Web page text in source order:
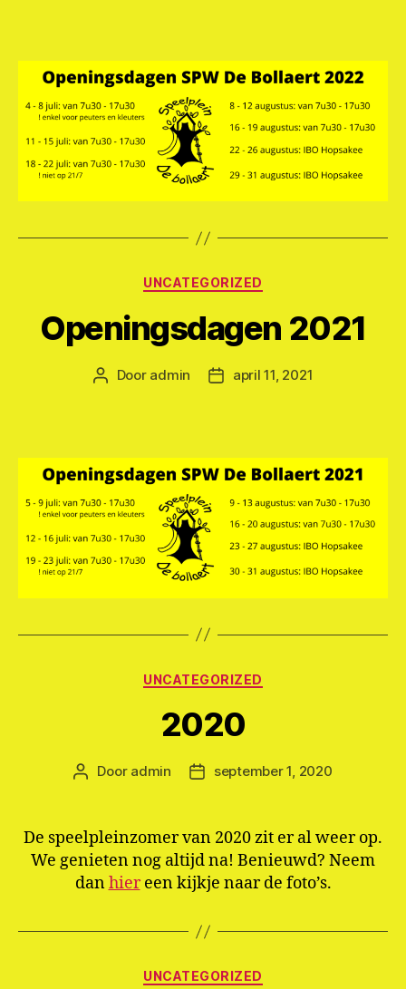
Categorieën
UNCATEGORIZED
Openingsdagen 2021
Berichtauteur
Door admin Berichtdatum
april 11, 2021
Categorieën
UNCATEGORIZED
2020
Berichtauteur
Door admin Berichtdatum
september 1, 2020
De speelpleinzomer van 2020 zit er al weer op.
We genieten nog altijd na! Benieuwd? Neem
danhiereen kijkje naar de foto’s.
Categorieën
UNCATEGORIZED